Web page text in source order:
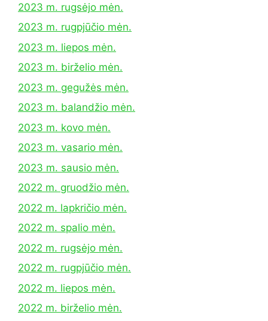
2023 m. rugsėjo mėn.
2023 m. rugpjūčio mėn.
2023 m. liepos mėn.
2023 m. birželio mėn.
2023 m. gegužės mėn.
2023 m. balandžio mėn.
2023 m. kovo mėn.
2023 m. vasario mėn.
2023 m. sausio mėn.
2022 m. gruodžio mėn.
2022 m. lapkričio mėn.
2022 m. spalio mėn.
2022 m. rugsėjo mėn.
2022 m. rugpjūčio mėn.
2022 m. liepos mėn.
2022 m. birželio mėn.